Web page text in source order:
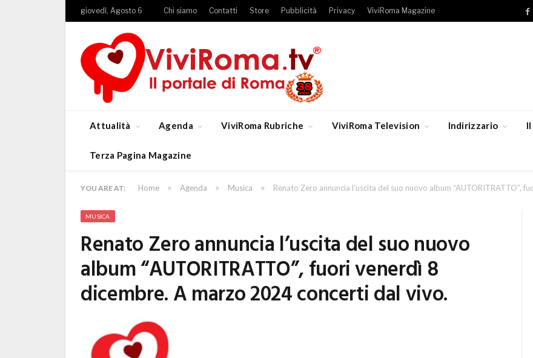
giovedì, Agosto 6 Chi siamo Contatti Store Pubblicità Privacy ViviRoma Magazine
Attualità Agenda ViviRoma Rubriche ViviRoma Television Indirizzario
Terza Pagina Magazine
YOU ARE AT: Home » Agenda » Musica » Renato Zero annuncia l’uscita del suo nuovo album
MUSICA
Renato Zero annuncia l’uscita del suo nuovo
album “AUTORITRATTO”, fuori venerdì 8
dicembre. A marzo 2024 concerti dal vivo.